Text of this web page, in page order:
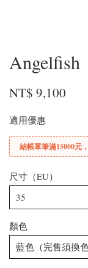
NT$ 9,100
適用優惠
結帳單筆滿15000元
尺寸（EU）
顏色